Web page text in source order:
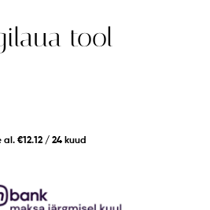
tool
al. €12.12 / 24 kuud